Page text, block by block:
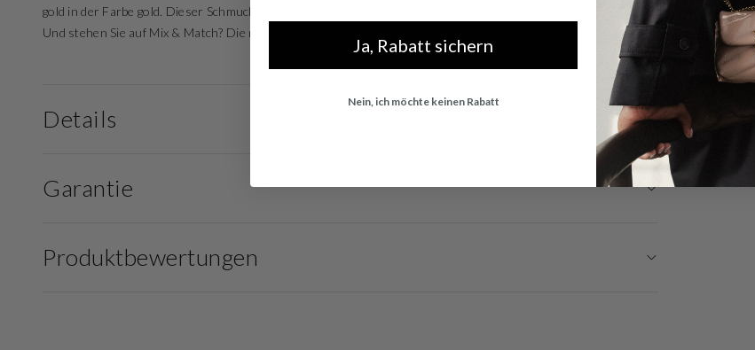
gold in der Farbe gold. Dieser Schmuck passt zu jedem Anlass, von casual über den Tag, bis zu chic am Abend.
Und stehen Sie auf Mix & Match? Die meisten Schmuckstücke sind auch als Set erhältlich
Details
Garantie
Produktbewertungen
Ja, Rabatt sichern
Nein, ich möchte keinen Rabatt